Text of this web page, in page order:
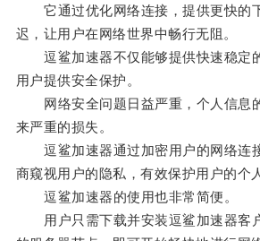
它通过优化网络连接，提供更快的
迟，让用户在网络世界中畅行无阻。
逗鲨加速器不仅能够提供快速稳定
用户提供安全保护。
网络安全问题日益严重，个人信息
来严重的损失。
逗鲨加速器通过加密用户的网络连
商窥视用户的隐私，有效保护用户的个
逗鲨加速器的使用也非常简便。
用户只需下载并安装逗鲨加速器客